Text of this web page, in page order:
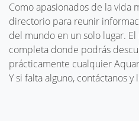
Como apasionados de la vida
directorio para reunir
del mundo en un solo lugar.
completa donde podrás
prácticamente cualquier
Y si falta alguno, contáctanos